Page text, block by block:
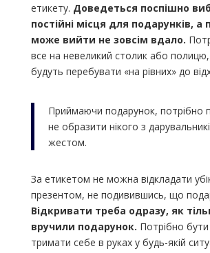
етикету. Доведеться поспішно
постійні місця для подарунків, а
може вийти не зовсім вдало.
все на невеликий столик або
будуть перебувати «на рівних» до
Приймаючи подарунок, потрібно
не образити нікого з
жестом.
За етикетом не можна відкладати
презентом, не подивившись, що
Відкривати треба одразу, як
вручили подарунок. Потрібно
тримати себе в руках у будь-якій